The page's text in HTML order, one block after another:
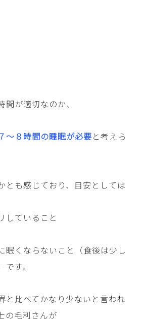
間が適切なのか、
～８時間の睡眠が必要と考えら
とも感じており、目安としては
していること
眠くならないこと（食後は少し
す。
と比べてかなり少ないと言われ
の毛利さんが